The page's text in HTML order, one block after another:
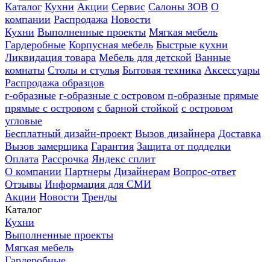
Каталог Кухни Акции Сервис Салоны ЗОВ О
компании Распродажа Новости
Кухни Выполненные проекты Мягкая мебель
Гардеробные Корпусная мебель Быстрые кухни
Ликвидация товара Мебель для детской Ванные
комнаты Столы и стулья Бытовая техника Аксессуары
Распродажа образцов
г-образные г-образные с островом п-образные прямые
прямые с островом с барной стойкой с островом
угловые
Бесплатный дизайн-проект Вызов дизайнера Доставка
Вызов замерщика Гарантия Защита от подделки
Оплата Рассрочка Яндекс сплит
О компании Партнеры Дизайнерам Вопрос-ответ
Отзывы Информация для СМИ
Акции Новости Тренды
Каталог
Кухни
Выполненные проекты
Мягкая мебель